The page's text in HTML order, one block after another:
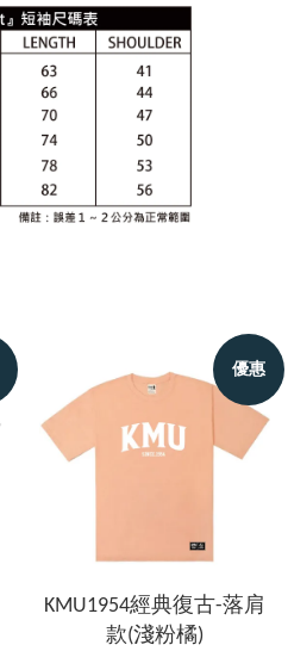
優惠
KMU1954經典復古-落肩
款(淺粉橘)